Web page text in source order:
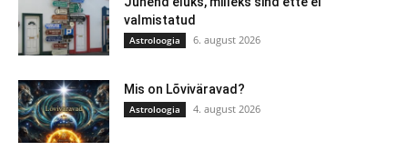
valmistatud
Astroloogia 6. august 2026
Mis on Lõviväravad?
Astroloogia 4. august 2026